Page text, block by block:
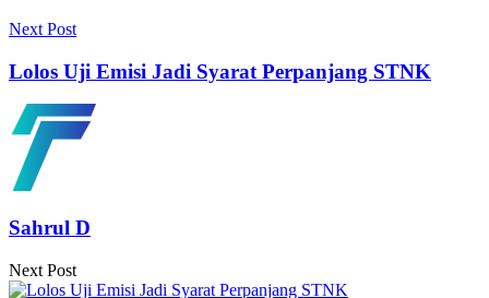
Next Post
Lolos Uji Emisi Jadi Syarat Perpanjang STNK
Sahrul D
Next Post